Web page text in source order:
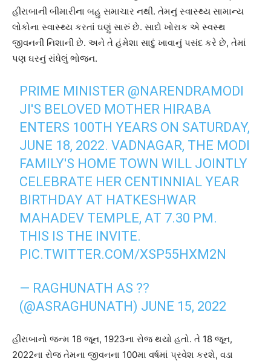
હીરાબાની બીમારીના બહુ સમાચાર નથી. તેમનું સ્વાસ્થ્ય સામાન્ય
લોકોના સ્વાસ્થ્ય કરતાં ઘણું સારું છે. સાદો ખોરાક એ સ્વસ્થ
જીવનની નિશાની છે. અને તે હંમેશા સાદું ખાવાનું પસંદ કરે છે, તેમાં
પણ ઘરનું રાંધેલું ભોજન.
PRIME MINISTER @NARENDRAMODI
JI'S BELOVED MOTHER HIRABA
ENTERS 100TH YEARS ON SATURDAY,
JUNE 18, 2022. VADNAGAR, THE MODI
FAMILY'S HOME TOWN WILL JOINTLY
CELEBRATE HER CENTINNIAL YEAR
BIRTHDAY AT HATKESHWAR
MAHADEV TEMPLE, AT 7.30 PM.
THIS IS THE INVITE.
PIC.TWITTER.COM/XSP55HXM2N
— RAGHUNATH AS ??
(@ASRAGHUNATH) JUNE 15, 2022
હીરાબાનો જન્મ 18 જૂન, 1923ના રોજ થયો હતો. તે 18 જૂન,
2022ના રોજ તેમના જીવનના 100મા વર્ષમાં પ્રવેશ કરશે, વડા